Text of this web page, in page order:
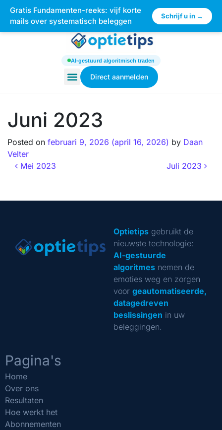
AI-gestuurd algoritmisch traden
Direct aanmelden
Juni 2023
Posted on februari 9, 2026 (april 16, 2026) by Daan
Velter
Mei 2023
Juli 2023
Optietipsgebruikt de
nieuwste technologie:
AI-gestuurde
algoritmesnemen de
emoties weg en zorgen
voor geautomatiseerde,
datagedreven
beslissingen in uw
beleggingen.
Pagina's
Home
Over ons
Resultaten
Hoe werkt het
Abonnementen
Gratis Fundamenten-reeks: vijf korte
mails over systematisch beleggen
Schrijf u in → ×